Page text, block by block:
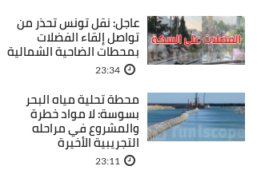
عاجل: نقل تونس تحذر من
تواصل إلقاء الفضلات
بمحطات الضاحية الشمالية
23:34
محطة تحلية مياه البحر
بسوسة: لا مواد خطرة
والمشروع في مراحله
التجريبية الأخيرة
23:11